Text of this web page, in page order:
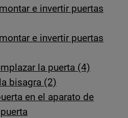
e invertir puertas
e invertir puertas
la puerta (4)
bisagra (2)
en el aparato de